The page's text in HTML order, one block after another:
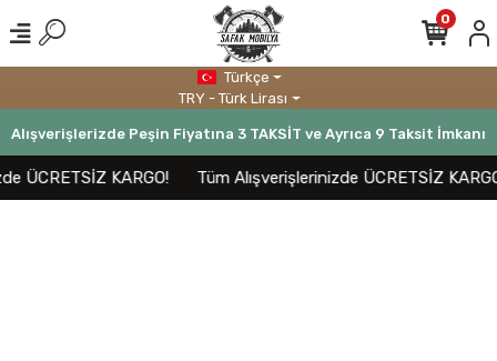
Alışverişlerizde Peşin Fiyatına 3 TAKSİT ve Ayrıca 9 Taksit İmkanı
ÜCRETSİZ KARGO! Tüm Alışverişlerinizde ÜCRETSİZ KARGO!
0
Türkçe
TRY - Türk Lirası